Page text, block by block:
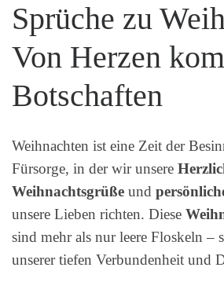
Sprüche zu
Von Herzen
Botschaften
Weihnachten ist eine Zeit der
Fürsorge, in der wir unsere
Weihnachtsgrüße und
unsere Lieben richten. Diese
sind mehr als nur leere Floskeln –
unserer tiefen Verbundenheit und